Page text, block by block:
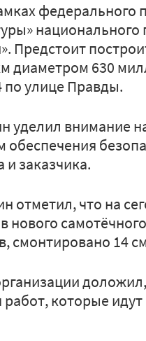
федерального
национального
Предстоит
диаметром 630
улице Правды.
уделил внимание
заказчика.
отметил, что на
нового
смонтировано 14
которые